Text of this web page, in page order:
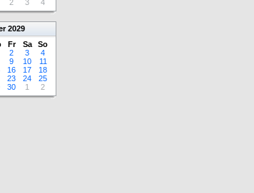
2 3 4
2029
Fr Sa
So
2 3
4
9 10
11
16 17
18
23 24
25
30 1 2